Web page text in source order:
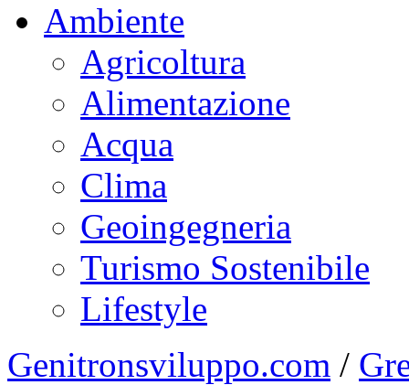
Ambiente
Agricoltura
Alimentazione
Acqua
Clima
Geoingegneria
Turismo Sostenibile
Lifestyle
Genitronsviluppo.com /